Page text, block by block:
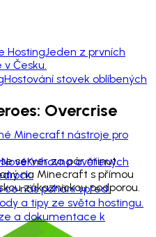
HostingJeden z prvních
Česku.
Hostování stovek oblíbených
Minecraft nástroje pro
NovéKnihovna ověřených
co nás pohání vpřed.
a tipy ze světa hostingu.
a dokumentace k
Overcrise
server za pár minut.
na Minecraft s přímou
zákaznickou podporou.